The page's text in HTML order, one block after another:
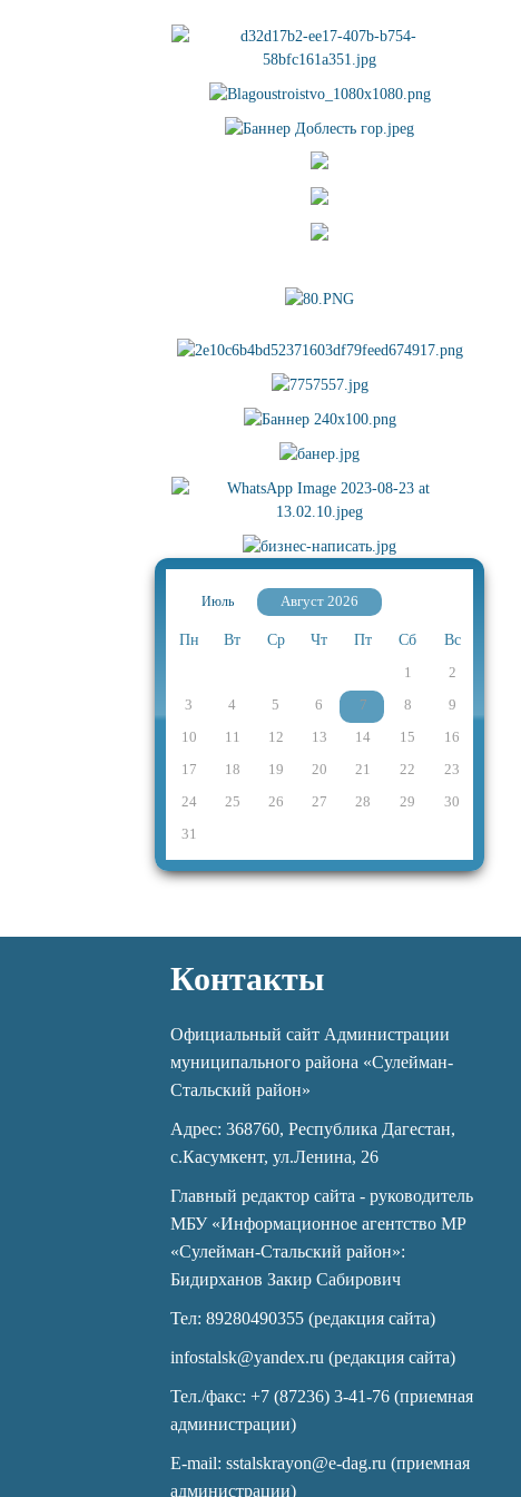
Июль Август 2026
Пн Вт Ср Чт Пт Сб
Вс
1
2
3
4 5 6 7 8
9
10
11 12 13 14 15
16
17
18 19 20 21 22
23
24
25 26 27 28 29
30
31
Контакты
Официальный сайт Администрации
муниципального района «Сулейман-
Стальский район»
Адрес: 368760, Республика Дагестан,
с.Касумкент, ул.Ленина, 26
Главный редактор сайта - руководитель
МБУ «Информационное агентство МР
«Сулейман-Стальский район»:
Бидирханов Закир Сабирович
Тел: 89280490355 (редакция сайта)
infostalsk@yandex.ru (редакция сайта)
Тел./факс: +7 (87236) 3-41-76 (приемная
администрации)
E-mail: sstalskrayon@e-dag.ru (приемная
администрации)